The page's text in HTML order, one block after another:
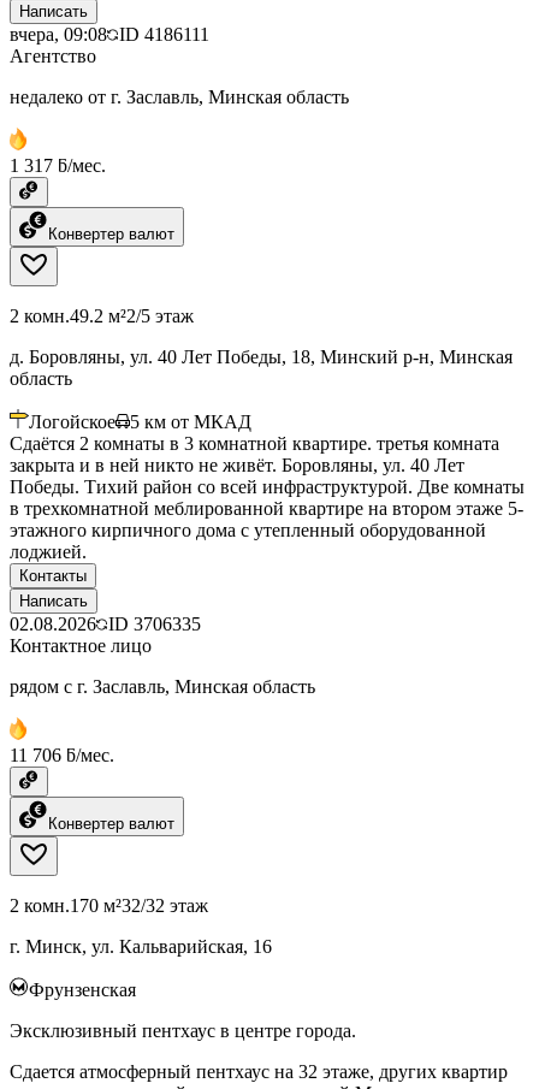
Написать
вчера, 09:08 ID 4186111
Агентство
недалеко от г. Заславль, Минская область
1 317 ƃ/мес.
Конвертер валют
2 комн.49.2 м²2/5 этаж
д. Боровляны, ул. 40 Лет Победы, 18, Минский р-н, Минская
область
Логойское 5 км от МКАД
Сдаётся 2 комнаты в 3 комнатной квартире. третья комната
закрыта и в ней никто не живёт. Боровляны, ул. 40 Лет
Победы. Тихий район со всей инфраструктурой. Две комнаты
в трехкомнатной меблированной квартире на втором этаже 5-
этажного кирпичного дома с утепленный оборудованной
лоджией.
Контакты
Написать
02.08.2026 ID 3706335
Контактное лицо
рядом с г. Заславль, Минская область
11 706 ƃ/мес.
Конвертер валют
2 комн.170 м²32/32 этаж
г. Минск, ул. Кальварийская, 16
Фрунзенская
Эксклюзивный пентхаус в центре города.
Сдается атмосферный пентхаус на 32 этаже, других квартир